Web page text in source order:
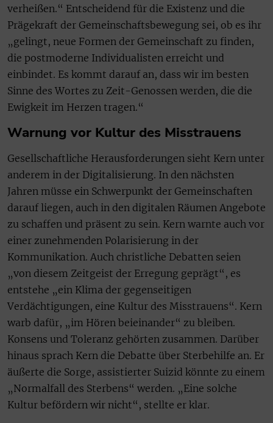
verheißen.“ Entscheidend für die Existenz und die
Prägekraft der Gemeinschaftsbewegung sei, ob es ihr
„gelingt, neue Formen der Gemeinschaft zu finden,
die postmoderne Individualisten erreicht und
einbindet. Es kommt darauf an, dass wir im besten
Sinne des Wortes zu Zeit-Genossen werden, die die
Ewigkeit im Herzen tragen.“
Warnung vor Kultur des Misstrauens
Gesellschaftliche Herausforderungen sieht Kern unter
anderem in der Digitalisierung. In den nächsten
Jahren müsse ein Schwerpunkt der Gemeinschaften
darauf liegen, auch in den digitalen Räumen Angebote
zu schaffen und präsent zu sein. Kern warnte auch vor
einer zunehmenden Polarisierung in der
Kommunikation. Auch christliche Debatten seien
„von diesem Zeitgeist der Erregung geprägt“, es
entstehe „ein Klima der gegenseitigen
Verdächtigungen, eine Kultur des Misstrauens“. Kern
warb dafür, „im Hören beieinander“ zu bleiben.
Konsens und Toleranz gehörten zusammen. Darüber
hinaus sprach Kern die Debatte über Sterbehilfe an. Er
äußerte die Sorge, assistierter Suizid könnte zu einem
„Normalfall des Sterbens“ werden. „Eine solche
Kultur befördern wir nicht“, stellte er klar.